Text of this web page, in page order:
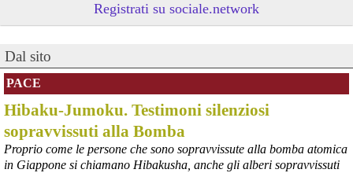
Vito Totire, portavoce RETE NAZIONALE LAVORO SICURO
#migranti #lavoratori #Marcinelle
Registrati su sociale.network
Dal sito
PACE
Hibaku-Jumoku. Testimoni silenziosi
sopravvissuti alla Bomba
Proprio come le persone che sono sopravvissute alla bomba atomica
in Giappone si chiamano Hibakusha, anche gli alberi sopravvissuti